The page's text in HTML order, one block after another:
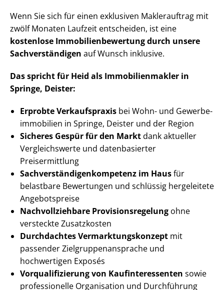
Wenn Sie sich für einen exklusiven Maklerauftrag mit
zwölf Monaten Laufzeit entscheiden, ist eine
kostenlose Im­mo­bi­li­en­be­wer­tung durch unsere
Sach­ver­stän­di­gen auf Wunsch inklusive.
Das spricht für Heid als Im­mo­bi­li­en­mak­ler in
Springe, Deister:
Erprobte Verkaufspraxis bei Wohn- und Ge­wer­be­
im­mo­bi­li­en in Springe, Deister und der Region
Sicheres Gespür für den Marktdank aktueller
Vergleichswerte und datenbasierter
Preisermittlung
Sach­ver­stän­di­gen­kom­pe­tenz im Hausfür
belastbare Bewertungen und schlüssig hergeleitete
Angebotspreise
Nach­voll­zieh­ba­re Pro­vi­si­ons­re­ge­lung ohne
versteckte Zusatzkosten
Durchdachtes Ver­mark­tungs­kon­zept mit
passender Ziel­grup­pen­an­spra­che und
hochwertigen Exposés
Vor­qua­li­fi­zie­rung von Kauf­in­ter­es­sen­ten sowie
professionelle Organisation und Durchführung